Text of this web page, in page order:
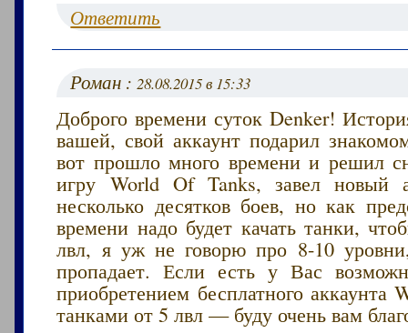
Ответить
Роман :28.08.2015 в 15:33
Доброго времени суток Denker!
вашей, свой аккаунт подарил
вот прошло много времени и решил
игру World Of Tanks, завел новый
несколько десятков боев, но как
времени надо будет качать танки,
лвл, я уж не говорю про 8-10
пропадает. Если есть у Вас
приобретением бесплатного аккаунта
танками от 5 лвл — буду очень вам